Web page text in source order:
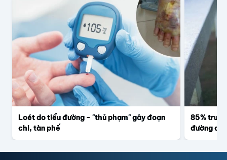
Loét do tiểu đường - "thủ phạm" gây đoạn
chi, tàn phế
85%
đường có